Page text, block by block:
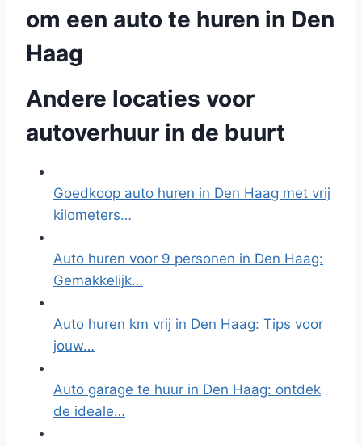
om een auto te huren in Den
Haag
Andere locaties voor
autoverhuur in de buurt
Goedkoop auto huren in Den Haag met vrij
kilometers…
Auto huren voor 9 personen in Den Haag:
Gemakkelijk…
Auto huren km vrij in Den Haag: Tips voor
jouw…
Auto garage te huur in Den Haag: ontdek
de ideale…